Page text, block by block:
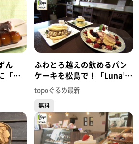
ん
「だ
若林
ぐ
ふわとろ越えの飲めるパン
ケーキを松島で！「Luna’s
Green Pancake」（松島町
初原砂押）#480【topoぐる
め】
topoぐるめ最新
無料